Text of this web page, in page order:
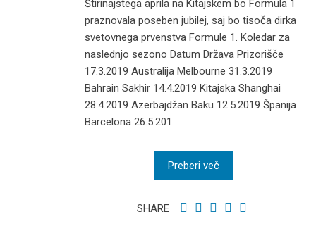
Štirinajstega aprila na Kitajskem bo Formula 1
praznovala poseben jubilej, saj bo tisoča dirka
svetovnega prvenstva Formule 1. Koledar za
naslednjo sezono Datum Država Prizorišče
17.3.2019 Australija Melbourne 31.3.2019
Bahrain Sakhir 14.4.2019 Kitajska Shanghai
28.4.2019 Azerbajdžan Baku 12.5.2019 Španija
Barcelona 26.5.201
Preberi več
SHARE